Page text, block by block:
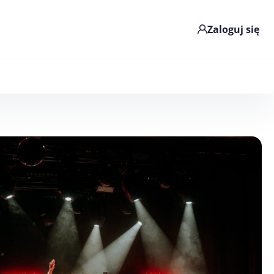
Zaloguj się